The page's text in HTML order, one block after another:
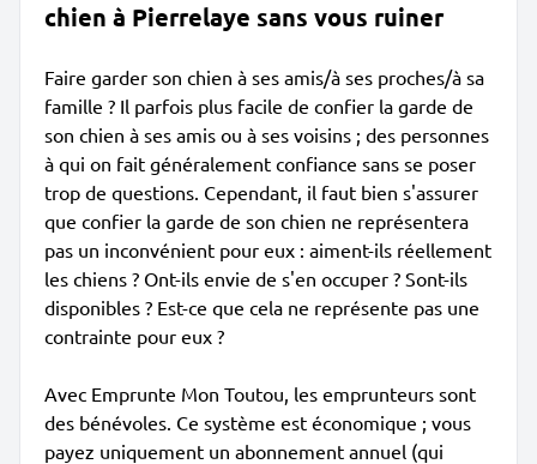
chien à Pierrelaye sans vous ruiner
Faire garder son chien à ses amis/à ses proches/à sa
famille ? Il parfois plus facile de confier la garde de
son chien à ses amis ou à ses voisins ; des personnes
à qui on fait généralement confiance sans se poser
trop de questions. Cependant, il faut bien s'assurer
que confier la garde de son chien ne représentera
pas un inconvénient pour eux : aiment-ils réellement
les chiens ? Ont-ils envie de s'en occuper ? Sont-ils
disponibles ? Est-ce que cela ne représente pas une
contrainte pour eux ?
Avec Emprunte Mon Toutou, les emprunteurs sont
des bénévoles. Ce système est économique ; vous
payez uniquement un abonnement annuel (qui